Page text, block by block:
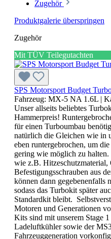
Zugehör
Produktgalerie überspringen
Zugehör
Mit TÜV Teilegutachten
SPS Motorsport Budget
Fahrzeug: MX-5 NA 1.6L |
Unser allseits beliebtes
Hammerpreis!
für einen Turboumbau
natürlich die Gleichen wie in
eben runtergebrochen, um
gering wie möglich zu
wie z.B. Hitzeschutzmaterial,
Befestigungsschrauben aus
können dann gegebenenfalls
sodass das Turbokit später
Standardkit bleibt.
Motoren und Generationen
Kits sind mit unserem Stage
Ladeluftkühler sowie der
Fahrzeuggeneration